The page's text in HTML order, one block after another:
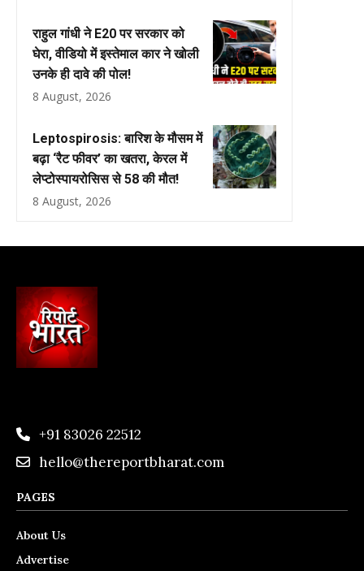
राहुल गांधी ने E20 पर सरकार को
घेरा, वीडियो में इस्तेमाल कार ने खोली
उनके ही दावे की पोल!
8 August, 2026
Leptospirosis: बारिश के मौसम में
बढ़ा ‘रैट फीवर’ का खतरा, केरल में
लेप्टोस्पायरोसिस से 58 की मौत!
8 August, 2026
+91 83026 22512
hello@thereportbharat.com
PAGES
About Us
Advertise